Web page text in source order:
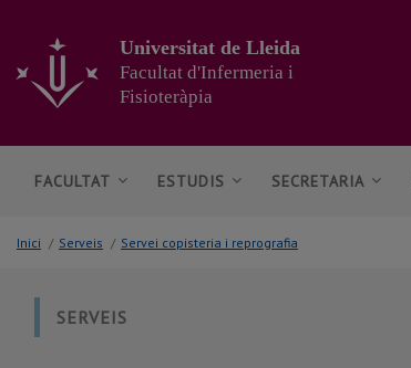
contingut
principal
pàgina
Universitat de Lleida
Facultat d'Infermeria i
Fisioteràpia
FACULTAT ESTUDIS SECRETARIA
Inici / Serveis / Servei copisteria i reprografia
SERVEIS